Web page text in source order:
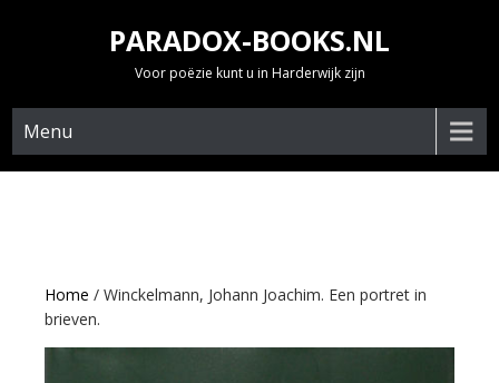
PARADOX-BOOKS.NL
Voor poëzie kunt u in Harderwijk zijn
Menu
Home / Winckelmann, Johann Joachim. Een portret in
brieven.